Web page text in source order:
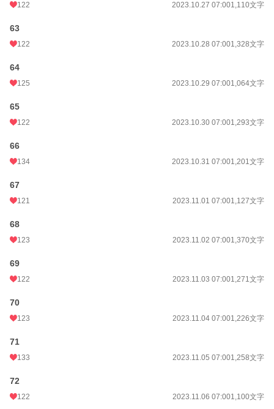
122 2023.10.27 07:001,110文字
63
122 2023.10.28 07:001,328文字
64
125 2023.10.29 07:001,064文字
65
122 2023.10.30 07:001,293文字
66
134 2023.10.31 07:001,201文字
67
121 2023.11.01 07:001,127文字
68
123 2023.11.02 07:001,370文字
69
122 2023.11.03 07:001,271文字
70
123 2023.11.04 07:001,226文字
71
133 2023.11.05 07:001,258文字
72
122 2023.11.06 07:001,100文字